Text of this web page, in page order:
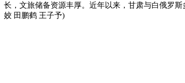
长，文旅储备资源丰厚。近年以来，甘肃与白俄罗
姣 田鹏鹤 王子予)